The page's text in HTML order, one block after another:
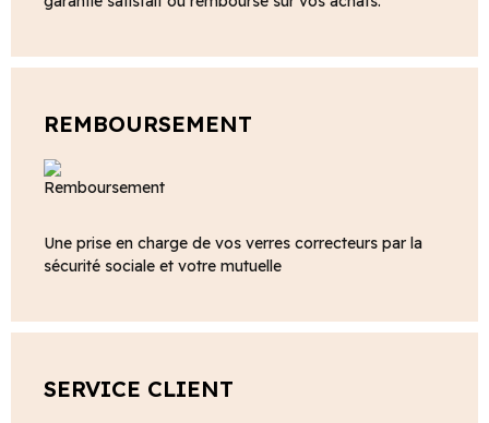
REMBOURSEMENT
Une prise en charge de vos verres correcteurs par la
sécurité sociale et votre mutuelle
SERVICE CLIENT